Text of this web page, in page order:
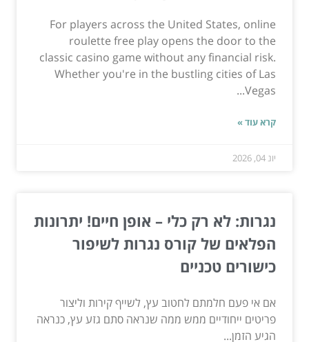
For players across the United States, online
roulette free play opens the door to the
classic casino game without any financial risk.
Whether you're in the bustling cities of Las
Vegas...
קרא עוד »
יונ 04, 2026
נגרות: לא רק כלי – אופן חיים! יתרונות
הפלאים של קורס נגרות לשיפור
כישורים טכניים
אם אי פעם חלמתם לחטוב עץ, לשייף קירות וליצור
פריטים ייחודיים ממש ממה שנראה סתם גזע עץ, כנראה
הגיע הזמן...